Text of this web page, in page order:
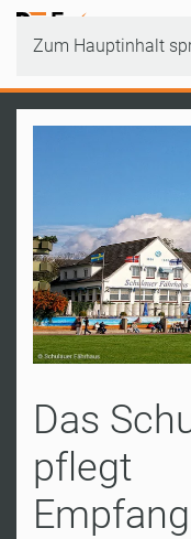
Zum Hauptinhalt
Das
pflegt